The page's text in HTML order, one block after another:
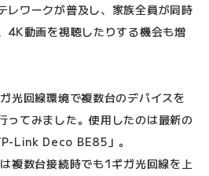
レワークが普及し、家族全員が同時
4K動画を視聴したりする機会も増
光回線環境で複数台のデバイスを
ってみました。使用したのは最新の
Link Deco BE85」。
複数台接続時でも1ギガ光回線を上